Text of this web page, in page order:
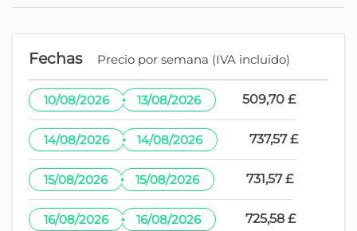
Fechas Precio por semana (IVA incluido)
10/08/2026 · 13/08/2026 509,70 £
14/08/2026 · 14/08/2026 737,57 £
15/08/2026 · 15/08/2026 731,57 £
16/08/2026 · 16/08/2026 725,58 £